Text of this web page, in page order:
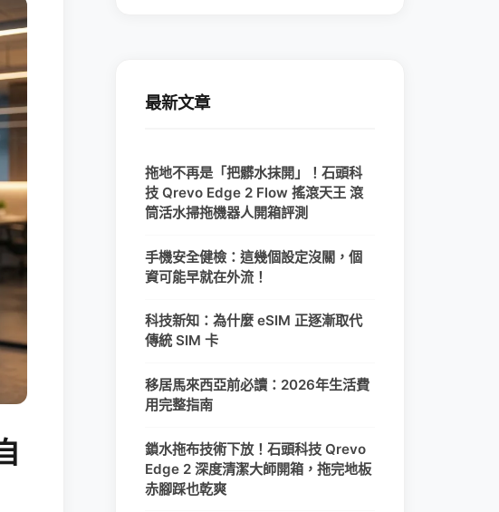
最新文章
拖地不再是「把髒水抹開」！石頭科
技 Qrevo Edge 2 Flow 搖滾天王 滾
筒活水掃拖機器人開箱評測
手機安全健檢：這幾個設定沒關，個
資可能早就在外流！
科技新知：為什麼 eSIM 正逐漸取代
傳統 SIM 卡
移居馬來西亞前必讀：2026年生活費
用完整指南
鎖水拖布技術下放！石頭科技 Qrevo
Edge 2 深度清潔大師開箱，拖完地板
赤腳踩也乾爽